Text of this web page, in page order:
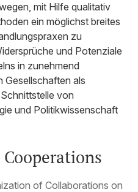
mit Hilfe qualitativ
ein möglichst breites
zu
und Potenziale
in zunehmend
Gesellschaften als
von
und Politikwissenschaft
of Collaborations on